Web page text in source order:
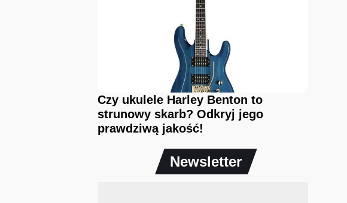
Czy ukulele Harley Benton to
strunowy skarb? Odkryj jego
prawdziwą jakość!
Newsletter